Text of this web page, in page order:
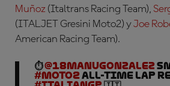
Muñoz (Italtrans Racing Team),
(ITALJET Gresini Moto2) yJoe
American Racing Team).
⏱️@18manugonzalez
#Moto2all-time lap